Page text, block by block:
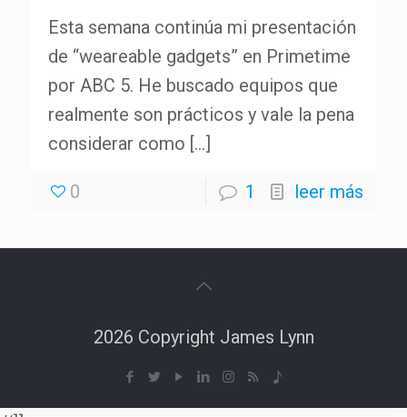
Esta semana continúa mi presentación
de “weareable gadgets” en Primetime
por ABC 5. He buscado equipos que
realmente son prácticos y vale la pena
considerar como […]
0 1 leer más
2026 Copyright James Lynn